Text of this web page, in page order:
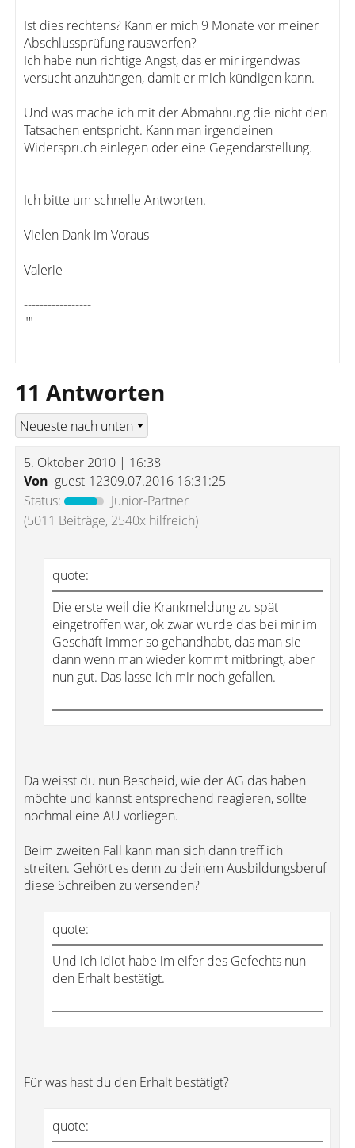
Ist dies rechtens? Kann er mich 9 Monate vor meiner
Abschlussprüfung rauswerfen?
Ich habe nun richtige Angst, das er mir irgendwas
versucht anzuhängen, damit er mich kündigen kann.
Und was mache ich mit der Abmahnung die nicht den
Tatsachen entspricht. Kann man irgendeinen
Widerspruch einlegen oder eine Gegendarstellung.
Ich bitte um schnelle Antworten.
Vielen Dank im Voraus
Valerie
-----------------
""
11 Antworten
5. Oktober 2010 | 16:38
Von guest-12309.07.2016 16:31:25
Status:
Junior-Partner
(5011 Beiträge, 2540x hilfreich)
quote:
Die erste weil die Krankmeldung zu spät
eingetroffen war, ok zwar wurde das bei mir im
Geschäft immer so gehandhabt, das man sie
dann wenn man wieder kommt mitbringt, aber
nun gut. Das lasse ich mir noch gefallen.
Da weisst du nun Bescheid, wie der AG das haben
möchte und kannst entsprechend reagieren, sollte
nochmal eine AU vorliegen.
Beim zweiten Fall kann man sich dann trefflich
streiten. Gehört es denn zu deinem Ausbildungsberuf
diese Schreiben zu versenden?
quote:
Und ich Idiot habe im eifer des Gefechts nun
den Erhalt bestätigt.
Für was hast du den Erhalt bestätigt?
quote: